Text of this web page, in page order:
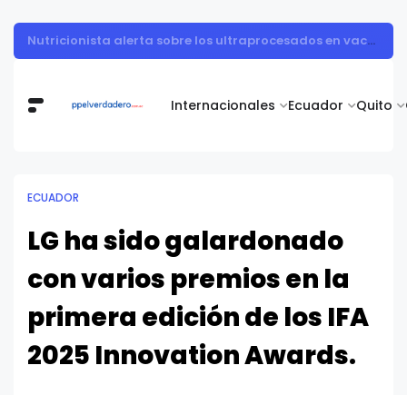
Internacionales Ecuador Quito
Muestra de arte contemporáneo reunió a cuerpo diplomático y artistas nacionales en la Academia Diplomática Galo Plaza
ECUADOR
LG ha sido galardonado
con varios premios en la
primera edición de los IFA
2025 Innovation Awards.